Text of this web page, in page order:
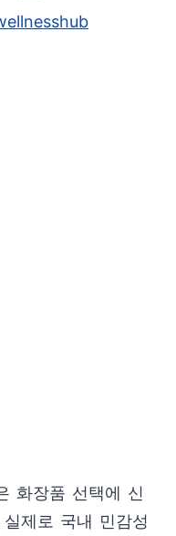
화장품 선택에 신
제로 국내 민감성